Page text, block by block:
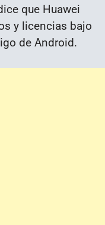
que Huawei
y licencias bajo
de Android.